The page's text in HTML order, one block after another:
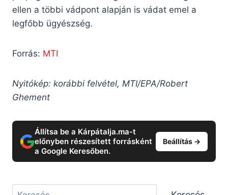
ellen a többi vádpont alapján is vádat emel a
legfőbb ügyészség.
Forrás: MTI
Nyitókép: korábbi felvétel, MTI/EPA/Robert
Ghement
Állítsa be a Kárpátalja.ma-t
előnyben részesített forrásként
a Google Keresőben.
Beállítás →
Keresés